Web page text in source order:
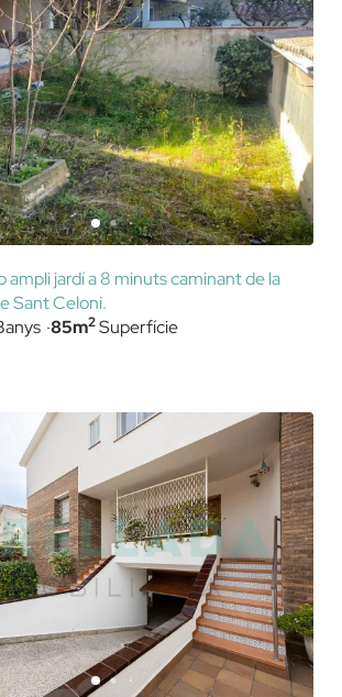
ampli jardí a 8 minuts caminant de la
Sant Celoni.
85m2Superfície